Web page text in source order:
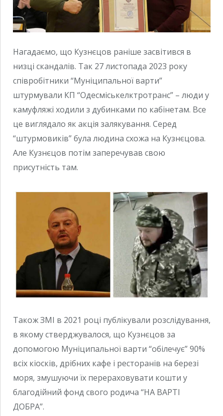
Нагадаємо, що Кузнєцов раніше засвітився в
низці скандалів. Так 27 листопада 2023 року
співробітники “Муніципальної варти”
штурмували КП “Одесміськелктротранс” – люди у
камуфляжі ходили з дубинками по кабінетам. Все
це виглядало як акція залякування. Серед
“штурмовиків” була людина схожа на Кузнєцова.
Але Кузнєцов потім заперечував свою
присутність там.
Також ЗМІ в 2021 році публікували розслідування,
в якому стверджувалося, що Кузнєцов за
допомогою Муніципальної варти “обілечує” 90%
всіх кіосків, дрібних кафе і ресторанів на березі
моря, змушуючи їх перераховувати кошти у
благодійний фонд свого родича “НА ВАРТІ
ДОБРА”.